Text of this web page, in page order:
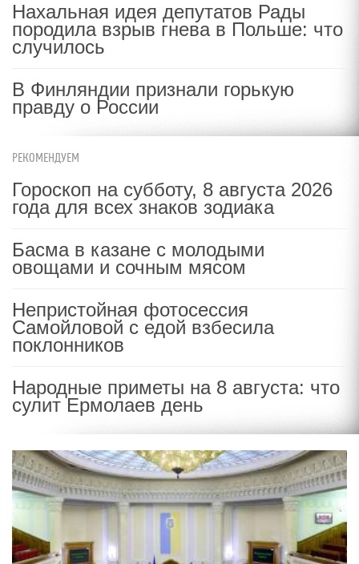
Нахальная идея депутатов Рады
породила взрыв гнева в Польше: что
случилось
В Финляндии признали горькую
правду о России
РЕКОМЕНДУЕМ
Гороскоп на субботу, 8 августа 2026
года для всех знаков зодиака
Басма в казане с молодыми
овощами и сочным мясом
Непристойная фотосессия
Самойловой с едой взбесила
поклонников
Народные приметы на 8 августа: что
сулит Ермолаев день